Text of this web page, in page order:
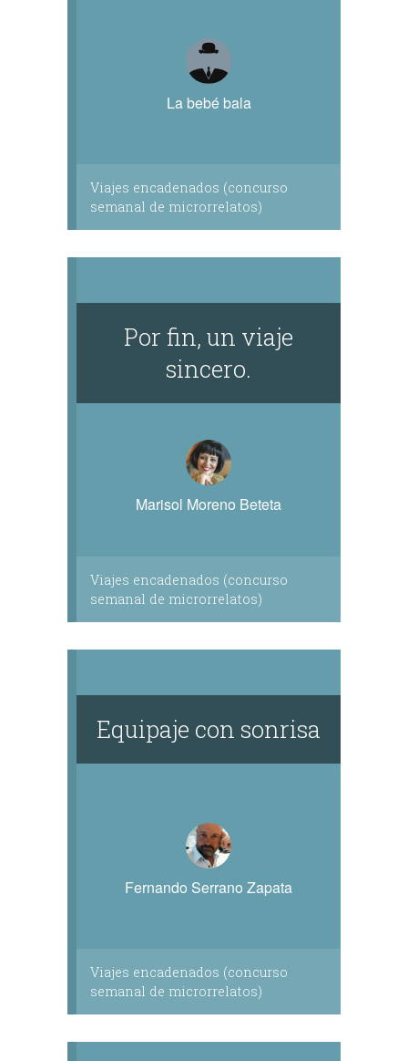
La bebé bala
Viajes encadenados (concurso
semanal de microrrelatos)
Por fin, un viaje
sincero.
Marisol Moreno Beteta
Viajes encadenados (concurso
semanal de microrrelatos)
Equipaje con sonrisa
Fernando Serrano Zapata
Viajes encadenados (concurso
semanal de microrrelatos)